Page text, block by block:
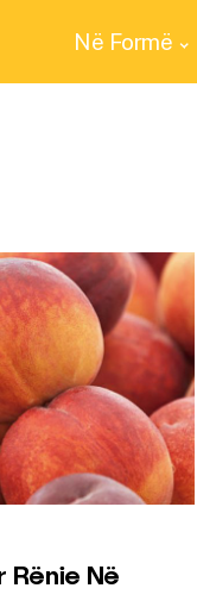
Në Formë
Rënie Në